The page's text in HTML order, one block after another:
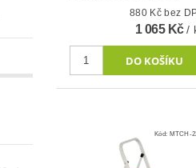
880 Kč bez
1 065 Kč/
Kód: MTCH-